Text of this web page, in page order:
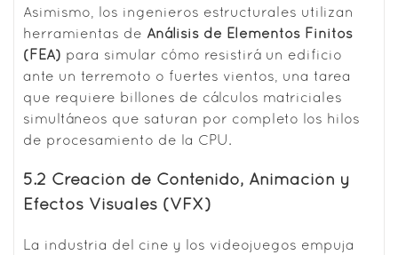
Asimismo, los ingenieros estructurales utilizan
herramientas de Análisis de Elementos Finitos
(FEA) para simular cómo resistirá un edificio
ante un terremoto o fuertes vientos, una tarea
que requiere billones de cálculos matriciales
simultáneos que saturan por completo los hilos
de procesamiento de la CPU.
5.2 Creación de Contenido, Animación y
Efectos Visuales (VFX)
La industria del cine y los videojuegos empuja